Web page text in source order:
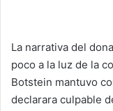
La narrativa del
poco a la luz de la
Botstein mantuvo
declarara culpable